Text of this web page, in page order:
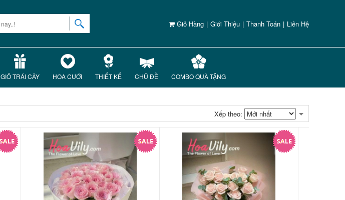
Giỏ Hàng | Giới Thiệu | Thanh Toán | Liên Hệ
GIỎ TRÁI CÂY HOA CƯỚI THIẾT KẾ CHỦ ĐỀ COMBO QUÀ TẶNG
Xếp theo: